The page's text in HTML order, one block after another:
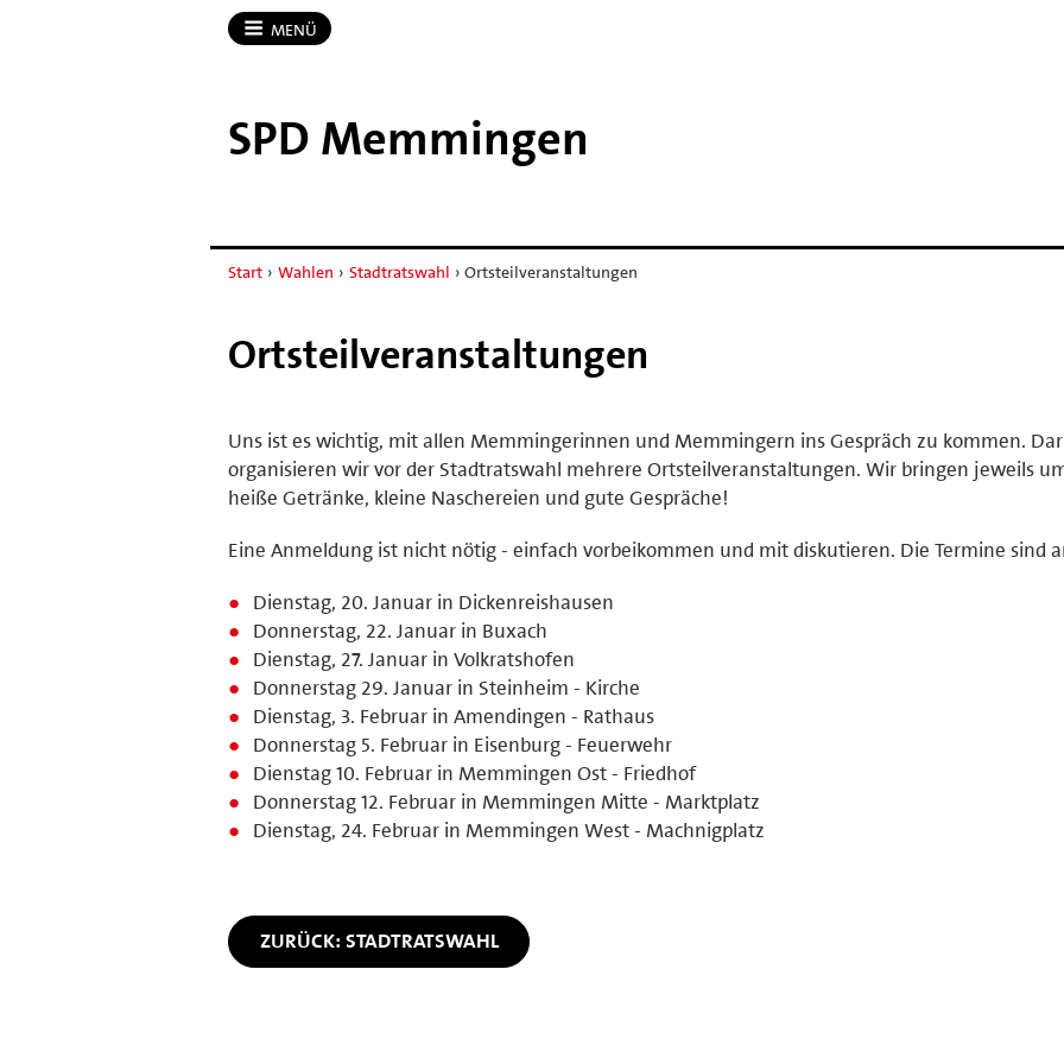
MENÜ
SPD Memmingen
Start › Wahlen › Stadtratswahl › Ortsteilveranstaltungen
Ortsteilveranstaltungen
Uns ist es wichtig, mit allen Memmingerinnen und Memmingern ins Gespräch zu kommen.
organisieren wir vor der Stadtratswahl mehrere Ortsteilveranstaltungen. Wir bringen jeweils
heiße Getränke, kleine Naschereien und gute Gespräche!
Eine Anmeldung ist nicht nötig - einfach vorbeikommen und mit diskutieren. Die Termine sind
Dienstag, 20. Januar in Dickenreishausen
Donnerstag, 22. Januar in Buxach
Dienstag, 27. Januar in Volkratshofen
Donnerstag 29. Januar in Steinheim - Kirche
Dienstag, 3. Februar in Amendingen - Rathaus
Donnerstag 5. Februar in Eisenburg - Feuerwehr
Dienstag 10. Februar in Memmingen Ost - Friedhof
Donnerstag 12. Februar in Memmingen Mitte - Marktplatz
Dienstag, 24. Februar in Memmingen West - Machnigplatz
ZURÜCK: STADTRATSWAHL